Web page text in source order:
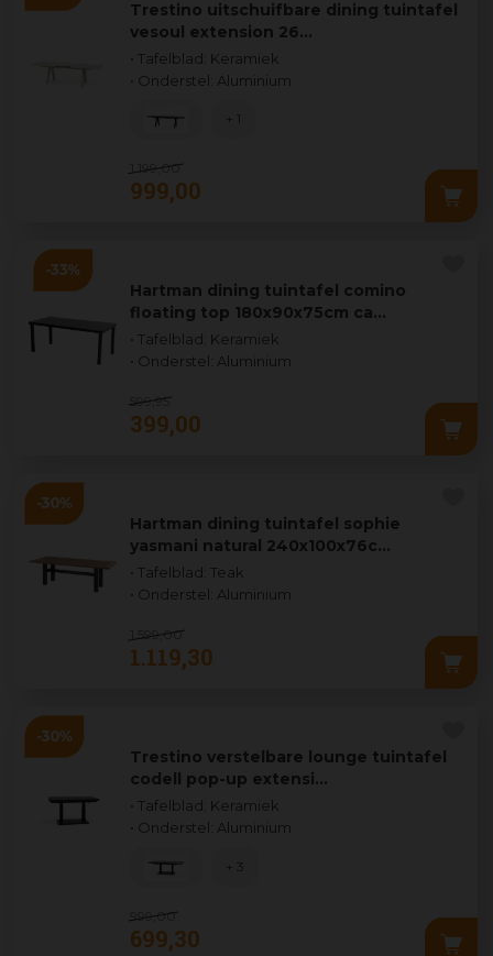
Trestino uitschuifbare dining tuintafel
vesoul extension 26…
• Tafelblad: Keramiek
• Onderstel: Aluminium
1.199 ,00
999,00
+ 1
Hartman dining tuintafel comino
floating top 180x90x75cm ca…
• Tafelblad: Keramiek
• Onderstel: Aluminium
599 95
399,00
Hartman dining tuintafel sophie
yasmani natural 240x100x76c…
• Tafelblad: Teak
• Onderstel: Aluminium
1.599 ,00
1.119,30
Trestino verstelbare lounge tuintafel
codell pop-up extensi…
• Tafelblad: Keramiek
• Onderstel: Aluminium
999 ,00
699,30
+ 3